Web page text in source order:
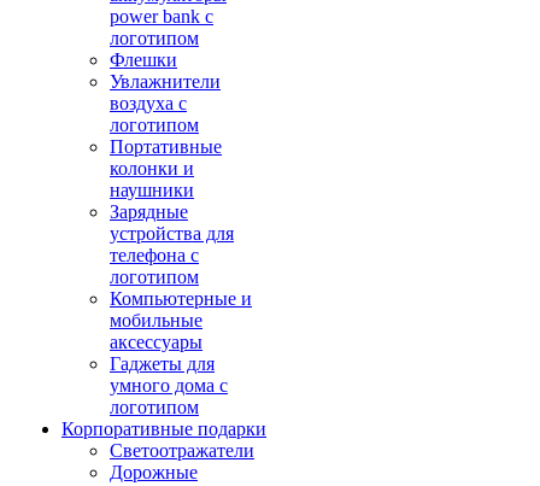
power bank с
логотипом
Флешки
Увлажнители
воздуха с
логотипом
Портативные
колонки и
наушники
Зарядные
устройства для
телефона с
логотипом
Компьютерные и
мобильные
аксессуары
Гаджеты для
умного дома с
логотипом
Корпоративные подарки
Светоотражатели
Дорожные